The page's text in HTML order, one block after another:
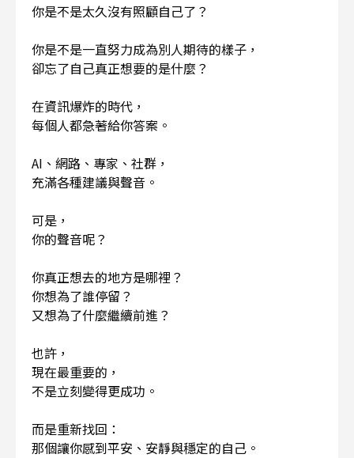
你是不是太久沒有照顧自己了？
你是不是一直努力成為別人期待的樣子，
卻忘了自己真正想要的是什麼？
在資訊爆炸的時代，
每個人都急著給你答案。
AI、網路、專家、社群，
充滿各種建議與聲音。
可是，
你的聲音呢？
你真正想去的地方是哪裡？
你想為了誰停留？
又想為了什麼繼續前進？
也許，
現在最重要的，
不是立刻變得更成功。
而是重新找回：
那個讓你感到平安、安靜與穩定的自己。